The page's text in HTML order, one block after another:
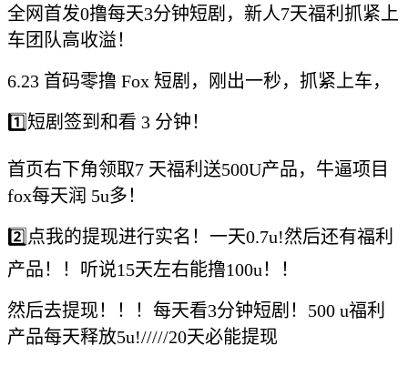
全网首发0撸每天3分钟短剧，新人7天福利抓紧上
车团队高收溢！
6.23 首码零撸 Fox 短剧，刚出一秒，抓紧上车，
1️⃣短剧签到和看 3 分钟！
首页右下角领取7 天福利送500U产品，牛逼项目
fox每天润 5u多！
2️⃣点我的提现进行实名！一天0.7u!然后还有福利
产品！！听说15天左右能撸100u！！
然后去提现！！！每天看3分钟短剧！500 u福利
产品每天释放5u!/////20天必能提现